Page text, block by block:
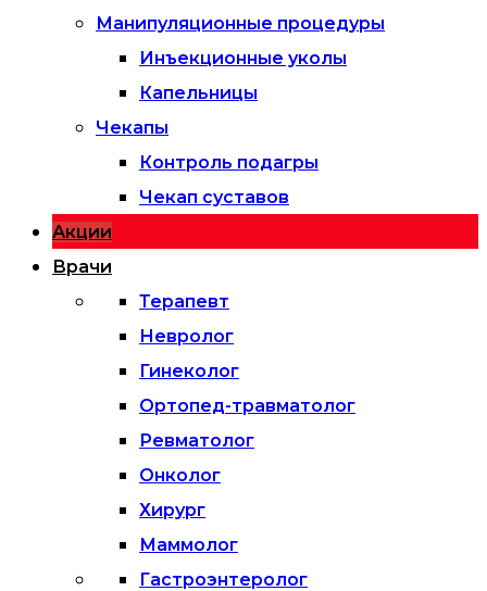
Манипуляционные процедуры
Инъекционные уколы
Капельницы
Чекапы
Контроль подагры
Чекап суставов
Акции
Врачи
Терапевт
Невролог
Гинеколог
Ортопед-травматолог
Ревматолог
Онколог
Хирург
Маммолог
Гастроэнтеролог